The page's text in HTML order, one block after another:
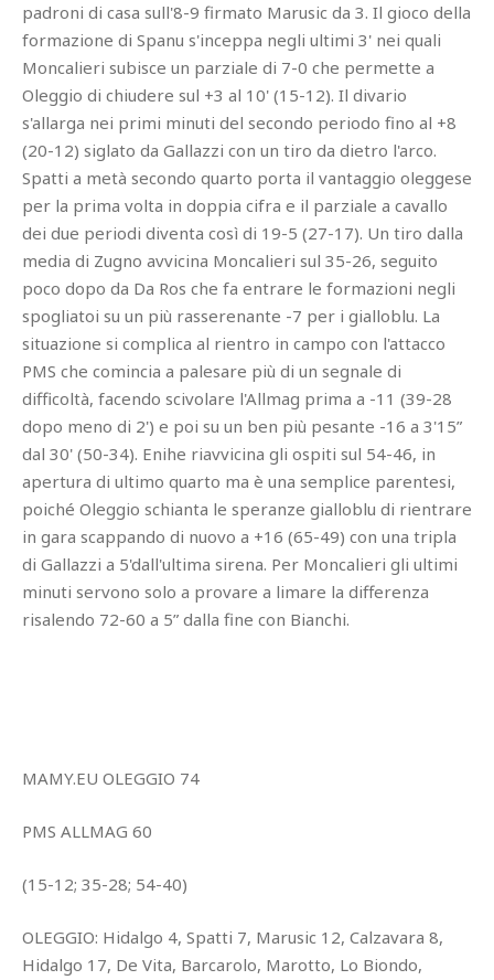
padroni di casa sull'8-9 firmato Marusic da 3. Il gioco della
formazione di Spanu s'inceppa negli ultimi 3' nei quali
Moncalieri subisce un parziale di 7-0 che permette a
Oleggio di chiudere sul +3 al 10' (15-12). Il divario
s'allarga nei primi minuti del secondo periodo fino al +8
(20-12) siglato da Gallazzi con un tiro da dietro l'arco.
Spatti a metà secondo quarto porta il vantaggio oleggese
per la prima volta in doppia cifra e il parziale a cavallo
dei due periodi diventa così di 19-5 (27-17). Un tiro dalla
media di Zugno avvicina Moncalieri sul 35-26, seguito
poco dopo da Da Ros che fa entrare le formazioni negli
spogliatoi su un più rasserenante -7 per i gialloblu. La
situazione si complica al rientro in campo con l'attacco
PMS che comincia a palesare più di un segnale di
difficoltà, facendo scivolare l'Allmag prima a -11 (39-28
dopo meno di 2') e poi su un ben più pesante -16 a 3'15”
dal 30' (50-34). Enihe riavvicina gli ospiti sul 54-46, in
apertura di ultimo quarto ma è una semplice parentesi,
poiché Oleggio schianta le speranze gialloblu di rientrare
in gara scappando di nuovo a +16 (65-49) con una tripla
di Gallazzi a 5'dall'ultima sirena. Per Moncalieri gli ultimi
minuti servono solo a provare a limare la differenza
risalendo 72-60 a 5” dalla fine con Bianchi.
MAMY.EU OLEGGIO 74
PMS ALLMAG 60
(15-12; 35-28; 54-40)
OLEGGIO: Hidalgo 4, Spatti 7, Marusic 12, Calzavara 8,
Hidalgo 17, De Vita, Barcarolo, Marotto, Lo Biondo,